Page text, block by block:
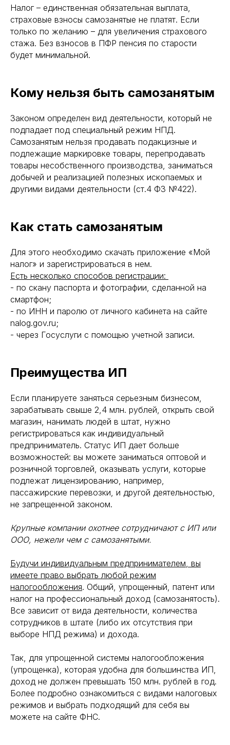
Налог – единственная обязательная выплата,
страховые взносы самозанятые не платят. Если
только по желанию – для увеличения страхового
стажа. Без взносов в ПФР пенсия по старости
будет минимальной.
Кому нельзя быть самозанятым
Законом определен вид деятельности, который не
подпадает под специальный режим НПД.
Самозанятым нельзя продавать подакцизные и
подлежащие маркировке товары, перепродавать
товары несобственного производства, заниматься
добычей и реализацией полезных ископаемых и
другими видами деятельности (ст.4 ФЗ №422).
Как стать самозанятым
Для этого необходимо скачать приложение «Мой
налог» и зарегистрироваться в нем.
Есть несколько способов регистрации:
- по скану паспорта и фотографии, сделанной на
смартфон;
- по ИНН и паролю от личного кабинета на сайте
nalog.gov.ru;
- через Госуслуги с помощью учетной записи.
Преимущества ИП
Если планируете заняться серьезным бизнесом,
зарабатывать свыше 2,4 млн. рублей, открыть свой
магазин, нанимать людей в штат, нужно
регистрироваться как индивидуальный
предприниматель. Статус ИП дает больше
возможностей: вы можете заниматься оптовой и
розничной торговлей, оказывать услуги, которые
подлежат лицензированию, например,
пассажирские перевозки, и другой деятельностью,
не запрещенной законом.
Крупные компании охотнее сотрудничают с ИП или
ООО, нежели чем с самозанятыми.
Будучи индивидуальным предпринимателем, вы
имеете право выбрать любой режим
налогообложения. Общий, упрощенный, патент или
налог на профессиональный доход (самозанятость).
Все зависит от вида деятельности, количества
сотрудников в штате (либо их отсутствия при
выборе НПД режима) и дохода.
Так, для упрощенной системы налогообложения
(упрощенка), которая удобна для большинства ИП,
доход не должен превышать 150 млн. рублей в год.
Более подробно ознакомиться с видами налоговых
режимов и выбрать подходящий для себя вы
можете на сайте ФНС.